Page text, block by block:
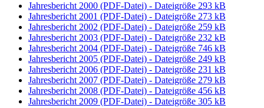
Jahresbericht 2000 (PDF-Datei) - Dateigröße 293 kB
Jahresbericht 2001 (PDF-Datei) - Dateigröße 273 kB
Jahresbericht 2002 (PDF-Datei) - Dateigröße 259 kB
Jahresbericht 2003 (PDF-Datei) - Dateigröße 232 kB
Jahresbericht 2004 (PDF-Datei) - Dateigröße 746 kB
Jahresbericht 2005 (PDF-Datei) - Dateigröße 249 kB
Jahresbericht 2006 (PDF-Datei) - Dateigröße 231 kB
Jahresbericht 2007 (PDF-Datei) - Dateigröße 279 kB
Jahresbericht 2008 (PDF-Datei) - Dateigröße 456 kB
Jahresbericht 2009 (PDF-Datei) - Dateigröße 305 kB